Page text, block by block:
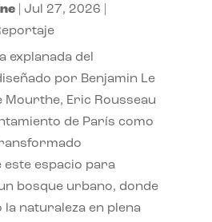
| Jul 27, 2026
explanada del
por Benjamin Le
Mourthe, Eric Rousseau
de París como
este espacio para
bosque urbano, donde
la naturaleza en plena